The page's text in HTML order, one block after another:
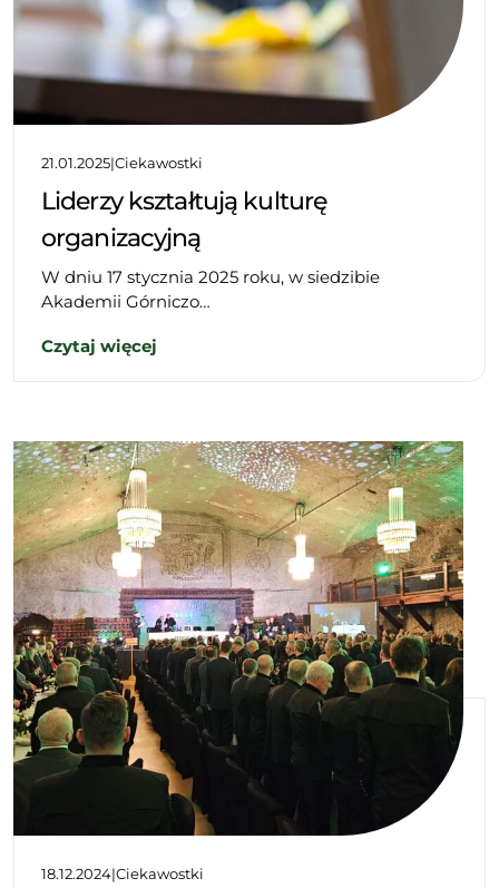
21.01.2025|Ciekawostki
Liderzy kształtują kulturę
organizacyjną
W dniu 17 stycznia 2025 roku, w siedzibie
Akademii Górniczo…
Czytaj więcej
18.12.2024|Ciekawostki